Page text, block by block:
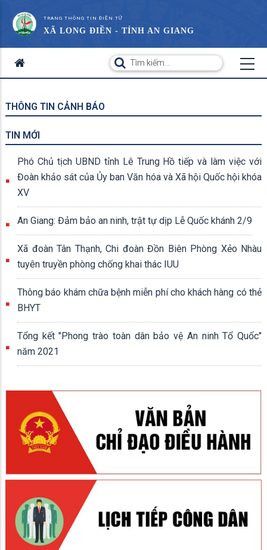
TRANG THÔNG TIN ĐIỆN TỬ
XÃ LONG ĐIỀN - TỈNH AN GIANG
THÔNG TIN CẢNH BÁO
TIN MỚI
Phó Chủ tịch UBND tỉnh Lê Trung Hồ tiếp và làm việc với
Đoàn khảo sát của Ủy ban Văn hóa và Xã hội Quốc hội khóa
XV
An Giang: Đảm bảo an ninh, trật tự dịp Lễ Quốc khánh 2/9
Xã đoàn Tân Thạnh, Chi đoàn Đồn Biên Phòng Xẻo Nhàu
tuyên truyền phòng chống khai thác IUU
Thông báo khám chữa bệnh miễn phí cho khách hàng có thẻ
BHYT
Tổng kết "Phong trào toàn dân bảo vệ An ninh Tổ Quốc"
năm 2021